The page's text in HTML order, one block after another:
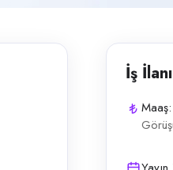
uyumlu adaylar
İş
Maaş: